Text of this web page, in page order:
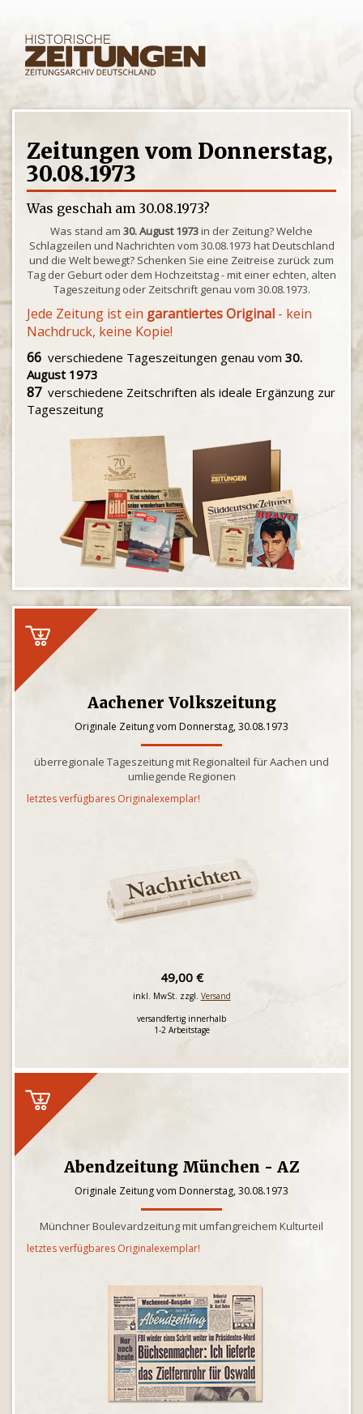
Zeitungen vom Donnerstag,
30.08.1973
Was geschah am 30.08.1973?
Was stand am 30. August 1973in der Zeitung? Welche
Schlagzeilen und Nachrichten vom 30.08.1973 hat Deutschland
und die Welt bewegt? Schenken Sie eine Zeitreise zurück zum
Tag der Geburt oder dem Hochzeitstag - mit einer echten, alten
Tageszeitung oder Zeitschrift genau vom 30.08.1973.
Jede Zeitung ist ein garantiertes Original - kein
Nachdruck, keine Kopie!
66 verschiedene Tageszeitungen genau vom 30.
August 1973
87verschiedene Zeitschriften als ideale Ergänzung zur
Tageszeitung
Aachener Volkszeitung
Originale Zeitung vom Donnerstag, 30.08.1973
überregionale Tageszeitung mit Regionalteil für Aachen und
umliegende Regionen
letztes verfügbares Originalexemplar!
49,00 €
inkl. MwSt. zzgl. Versand
versandfertig innerhalb
1-2 Arbeitstage
Abendzeitung München - AZ
Originale Zeitung vom Donnerstag, 30.08.1973
Münchner Boulevardzeitung mit umfangreichem Kulturteil
letztes verfügbares Originalexemplar!